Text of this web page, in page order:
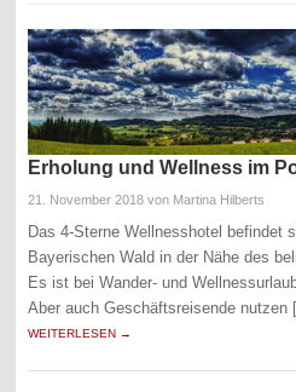
Erholung und Wellness im
21. November 2018 von Martina Hilberts
Das 4-Sterne Wellnesshotel befindet
Bayerischen Wald in der Nähe des
Es ist bei Wander- und
Aber auch Geschäftsreisende nutzen
WEITERLESEN →